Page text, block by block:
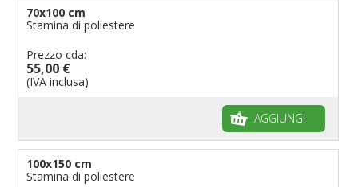
70x100 cm
Stamina di poliestere
Prezzo cda:
55,00 €
(IVA inclusa)
AGGIUNGI
100x150 cm
Stamina di poliestere